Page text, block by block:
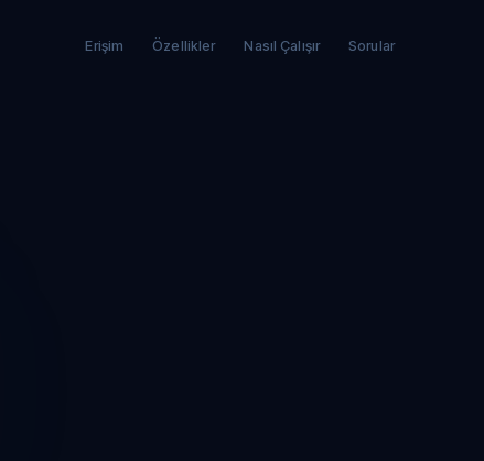
Erişim Özellikler Nasıl Çalışır Sorular